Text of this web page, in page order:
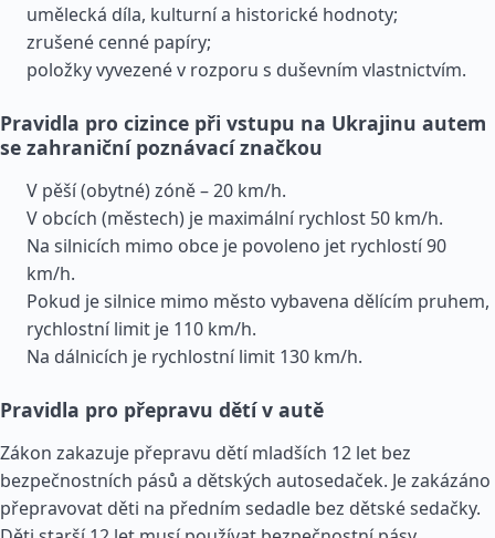
umělecká díla, kulturní a historické hodnoty;
zrušené cenné papíry;
položky vyvezené v rozporu s duševním vlastnictvím.
Pravidla pro cizince při vstupu na Ukrajinu autem
se zahraniční poznávací značkou
V pěší (obytné) zóně – 20 km/h.
V obcích (městech) je maximální rychlost 50 km/h.
Na silnicích mimo obce je povoleno jet rychlostí 90
km/h.
Pokud je silnice mimo město vybavena dělícím pruhem,
rychlostní limit je 110 km/h.
Na dálnicích je rychlostní limit 130 km/h.
Pravidla pro přepravu dětí v autě
Zákon zakazuje přepravu dětí mladších 12 let bez
bezpečnostních pásů a dětských autosedaček. Je zakázáno
přepravovat děti na předním sedadle bez dětské sedačky.